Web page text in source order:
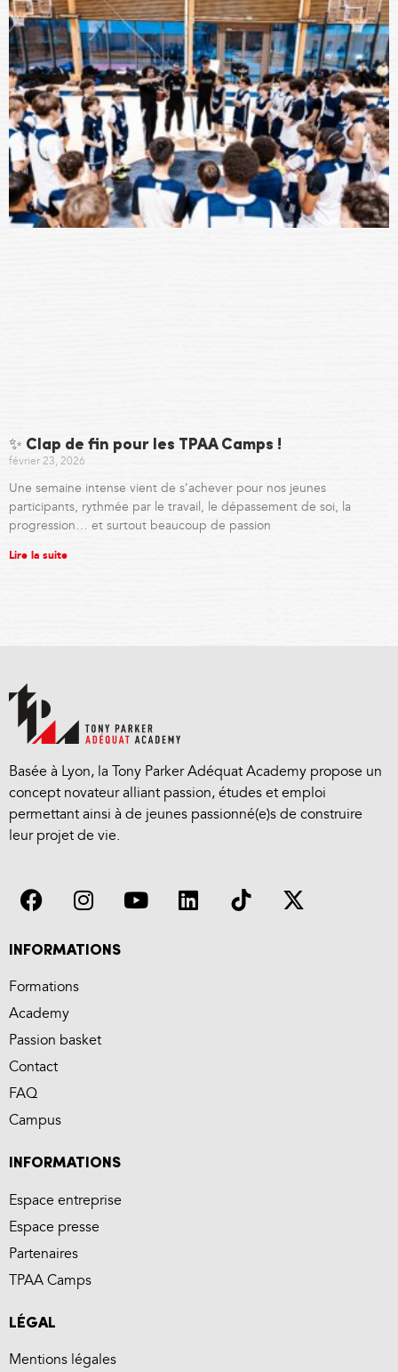
✨ Clap de fin pour les TPAA Camps !
février 23, 2026
Une semaine intense vient de s’achever pour nos jeunes
participants, rythmée par le travail, le dépassement de soi, la
progression… et surtout beaucoup de passion
Lire la suite
Basée à Lyon, la Tony Parker Adéquat Academy propose un
concept novateur alliant passion, études et emploi
permettant ainsi à de jeunes passionné(e)s de construire
leur projet de vie.
INFORMATIONS
Formations
Academy
Passion basket
Contact
FAQ
Campus
INFORMATIONS
Espace entreprise
Espace presse
Partenaires
TPAA Camps
LÉGAL
Mentions légales